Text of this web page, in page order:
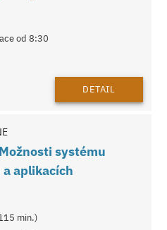
od 8:30
DETAIL
systému
a aplikacích
min.)